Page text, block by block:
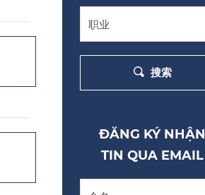
搜索
ĐĂNG KÝ NHẬN
TIN QUA EMAIL